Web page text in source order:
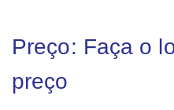
Preço: Faça o
preço